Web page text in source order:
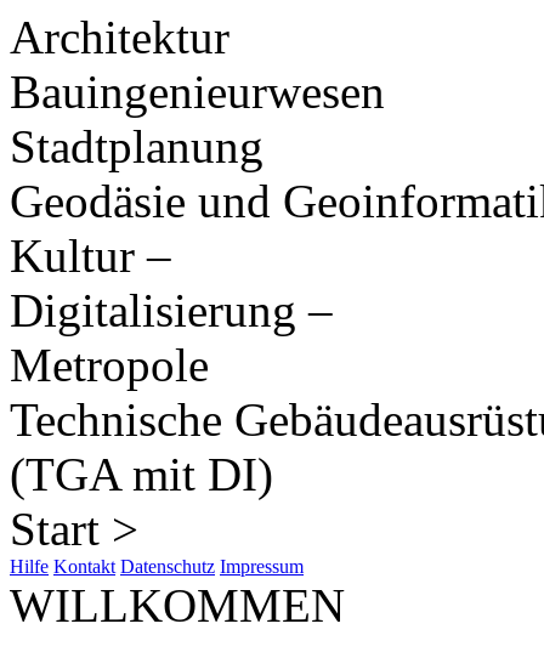
Architektur
Bauingenieurwesen
Stadtplanung
Geodäsie und
Kultur –
Digitalisierung –
Metropole
Technische
(TGA mit DI)
Start >
Hilfe Kontakt Datenschutz Impressum
WILLKOMMEN